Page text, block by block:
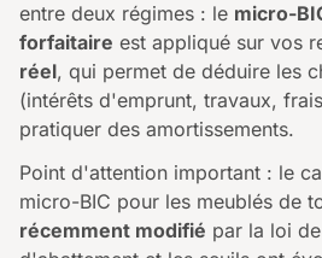
entre deux régimes : le micro-
forfaitaire est appliqué sur vos
réel, qui permet de déduire les
(intérêts d'emprunt, travaux,
pratiquer des amortissements.
Point d'attention important : le
micro-BIC pour les meublés de
récemment modifié par la loi